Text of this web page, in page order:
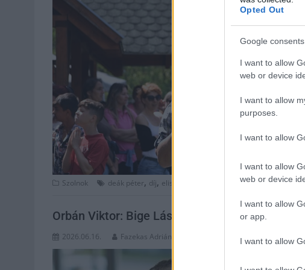
Opted Out
Google consents
I want to allow
web or device
I want to allow
purposes.
I want to allow
I want to allow
web or device
I want to allow
or app.
I want to allow
Szolnok deák péter, díj, elismerés gyermekvédelem ,jó
Orbán Viktor: Bige László egy fehérgalléros
2026.06.16. Fazekas Adrián